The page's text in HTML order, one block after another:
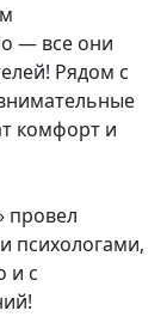
— все они
Рядом с
комфорт и
провел
психологами,
и с